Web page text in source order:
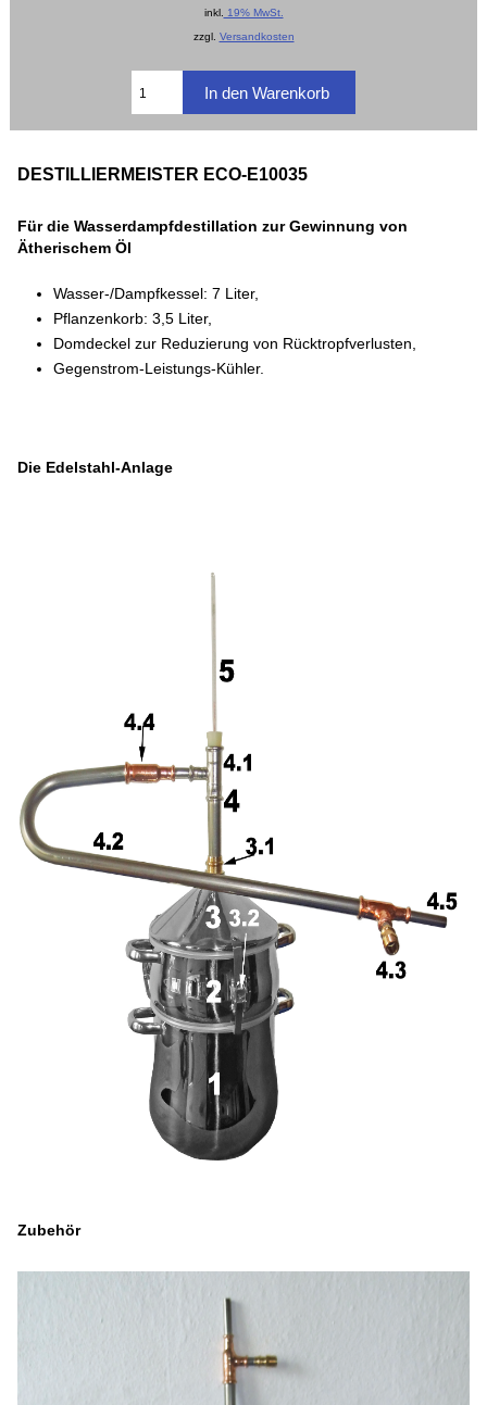
inkl. 19% MwSt.
zzgl. Versandkosten
DESTILLIERMEISTER ECO-E10035
Für die Wasserdampfdestillation zur Gewinnung von
Ätherischem Öl
Wasser-/Dampfkessel: 7 Liter,
Pflanzenkorb: 3,5 Liter,
Domdeckel zur Reduzierung von Rücktropfverlusten,
Gegenstrom-Leistungs-Kühler.
Die Edelstahl-Anlage
Zubehör